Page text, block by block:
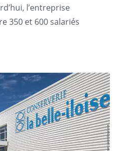
l’entreprise
350 et 600 salariés